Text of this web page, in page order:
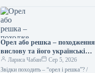
замінити кількома
варіантами, залежно від
контексту: * **”Кін або
герб”**: Це прямий переклад,
який зберігає образність. *
**”На щастя”**:
Використовується, коли
спосіб зробити…
Орел або решка – походження
вислову та його українські
синоніми.
Лариса Чабан
Сер 5, 2026
Звідки походить – “орел і решка”? /